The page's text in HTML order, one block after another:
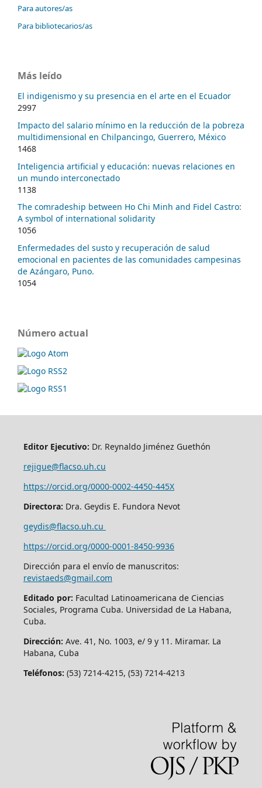
Para autores/as
Para bibliotecarios/as
Más leído
El indigenismo y su presencia en el arte en el Ecuador
2997
Impacto del salario mínimo en la reducción de la pobreza
multidimensional en Chilpancingo, Guerrero, México
1468
Inteligencia artificial y educación: nuevas relaciones en
un mundo interconectado
1138
The comradeship between Ho Chi Minh and Fidel Castro:
A symbol of international solidarity
1056
Enfermedades del susto y recuperación de salud
emocional en pacientes de las comunidades campesinas
de Azángaro, Puno.
1054
Número actual
Editor Ejecutivo: Dr. Reynaldo Jiménez Guethón
rejigue@flacso.uh.cu
https://orcid.org/0000-0002-4450-445X
Directora: Dra. Geydis E. Fundora Nevot
geydis@flacso.uh.cu
https://orcid.org/0000-0001-8450-9936
Dirección para el envío de manuscritos:
revistaeds@gmail.com
Editado por: Facultad Latinoamericana de Ciencias
Sociales, Programa Cuba. Universidad de La Habana,
Cuba.
Dirección: Ave. 41, No. 1003, e/ 9 y 11. Miramar. La
Habana, Cuba
Teléfonos: (53) 7214-4215, (53) 7214-4213